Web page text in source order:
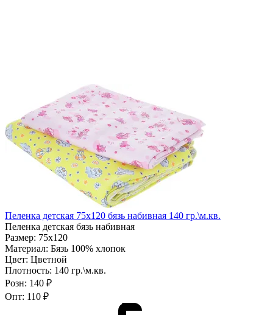
Пеленка детская 75х120 бязь набивная 140 гр.\м.кв.
Пеленка детская бязь набивная
Размер: 75х120
Материал: Бязь 100% хлопок
Цвет: Цветной
Плотность: 140 гр.\м.кв.
Розн: 140 ₽
Опт: 110 ₽